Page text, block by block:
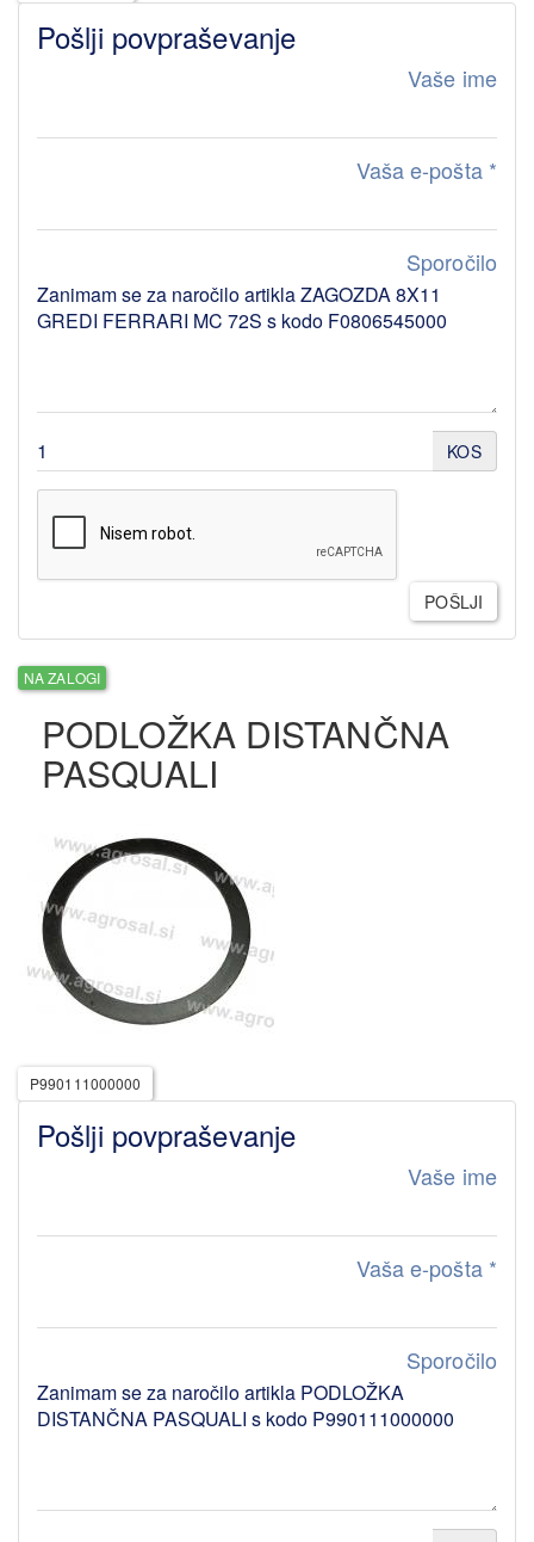
Pošlji povpraševanje
Vaše ime
Vaša e-pošta *
Sporočilo
KOS
POŠLJI
NA ZALOGI
PODLOŽKA DISTANČNA
PASQUALI
P990111000000
Pošlji povpraševanje
Vaše ime
Vaša e-pošta *
Sporočilo